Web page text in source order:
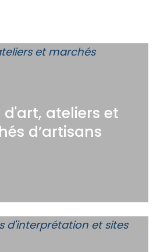
d'art, ateliers et
d’artisans